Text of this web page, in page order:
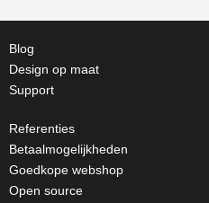
Blog
Design op maat
Support
Referenties
Betaalmogelijkheden
Goedkope webshop
Open source